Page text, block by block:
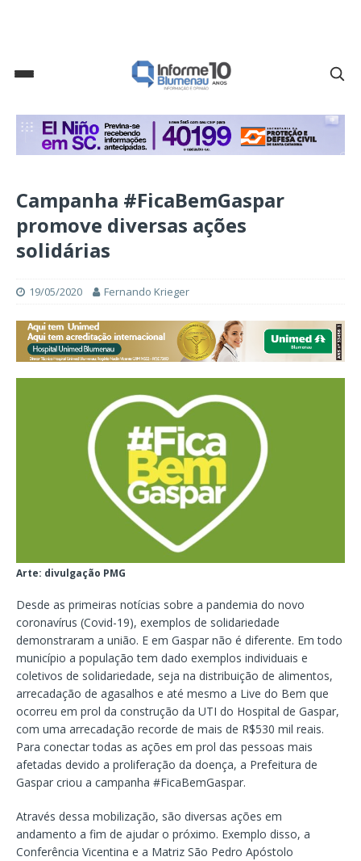
Campanha #FicaBemGaspar
promove diversas ações
solidárias
19/05/2020 Fernando Krieger
Arte: divulgação PMG
Desde as primeiras notícias sobre a pandemia do novo
coronavírus (Covid-19), exemplos de solidariedade
demonstraram a união. E em Gaspar não é diferente. Em todo
município a população tem dado exemplos individuais e
coletivos de solidariedade, seja na distribuição de alimentos,
arrecadação de agasalhos e até mesmo a Live do Bem que
ocorreu em prol da construção da UTI do Hospital de Gaspar,
com uma arrecadação recorde de mais de R$530 mil reais.
Para conectar todas as ações em prol das pessoas mais
afetadas devido a proliferação da doença, a Prefeitura de
Gaspar criou a campanha #FicaBemGaspar.
Através dessa mobilização, são diversas ações em
andamento a fim de ajudar o próximo. Exemplo disso, a
Conferência Vicentina e a Matriz São Pedro Apóstolo